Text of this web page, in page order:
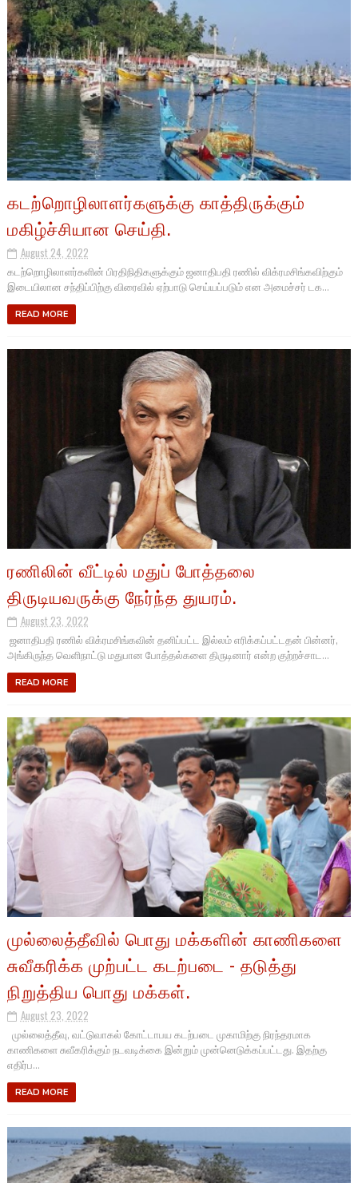
கடற்றொழிலாளர்களுக்கு காத்திருக்கும்
மகிழ்ச்சியான செய்தி.
August 24, 2022
கடற்றொழிலாளர்களின் பிரதிநிதிகளுக்கும் ஜனாதிபதி ரணில் விக்ரமசிங்கவிற்கும்
இடையிலான சந்திப்பிற்கு விரைவில் ஏற்பாடு செய்யப்படும் என அமைச்சர் டக...
READ MORE
ரணிலின் வீட்டில் மதுப் போத்தலை
திருடியவருக்கு நேர்ந்த துயரம்.
August 23, 2022
ஜனாதிபதி ரணில் விக்ரமசிங்கவின் தனிப்பட்ட இல்லம் எரிக்கப்பட்டதன் பின்னர்,
அங்கிருந்த வெளிநாட்டு மதுபான போத்தல்களை திருடினார் என்ற குற்றச்சாட...
READ MORE
முல்லைத்தீவில் பொது மக்களின் காணிகளை
சுவீகரிக்க முற்பட்ட கடற்படை - தடுத்து
நிறுத்திய பொது மக்கள்.
August 23, 2022
முல்லைத்தீவு, வட்டுவாகல் கோட்டாபய கடற்படை முகாமிற்கு நிரந்தரமாக
காணிகளை சுவீகரிக்கும் நடவடிக்கை இன்றும் முன்னெடுக்கப்பட்டது. இதற்கு
எதிர்ப...
READ MORE